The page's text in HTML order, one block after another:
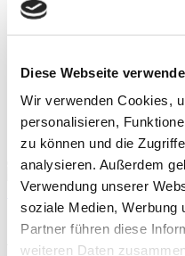
Diese Webseite
Wir verwenden Cookies,
personalisieren,
zu können und die
analysieren. Außerdem
Verwendung unserer
soziale Medien, Werbung
Partner führen diese
weiteren Daten
Health Mediathek
Education
Termine
sportlerzeitung
Startseite»Buchtipp
Artikel: